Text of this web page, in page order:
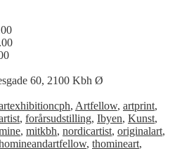
60, 2100 Kbh Ø
, Artfellow, artprint,
, forårsudstilling, Ibyen, Kunst,
, mitkbh, nordicartist, originalart,
, thomineart,